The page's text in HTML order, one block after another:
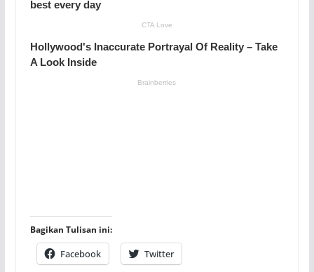
Bagikan Tulisan ini:
Facebook Twitter